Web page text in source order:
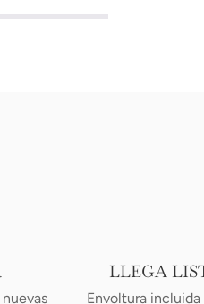
LLEGA
Envoltura